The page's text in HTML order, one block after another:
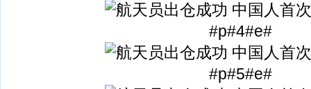
#p#4#e#
#p#5#e#